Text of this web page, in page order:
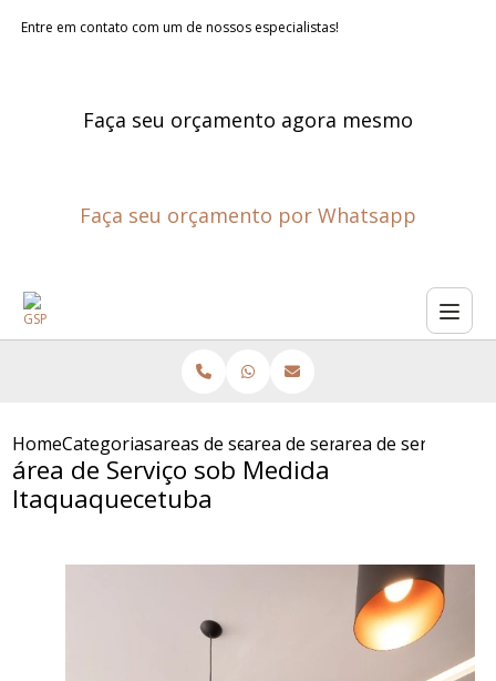
Entre em contato com um de nossos especialistas!
Faça seu orçamento agora mesmo
Faça seu orçamento por Whatsapp
HomeCategoriasareas de servico planejadas
area de servico planejada sao
area de servico
área de Serviço sob Medida
Itaquaquecetuba